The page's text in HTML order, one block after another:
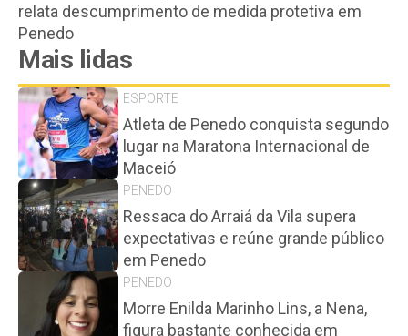
relata descumprimento de medida protetiva em
Penedo
Mais lidas
ESPORTE
Atleta de Penedo conquista segundo
lugar na Maratona Internacional de
Maceió
PENEDO
Ressaca do Arraiá da Vila supera
expectativas e reúne grande público
em Penedo
PENEDO
Morre Enilda Marinho Lins, a Nena,
figura bastante conhecida em